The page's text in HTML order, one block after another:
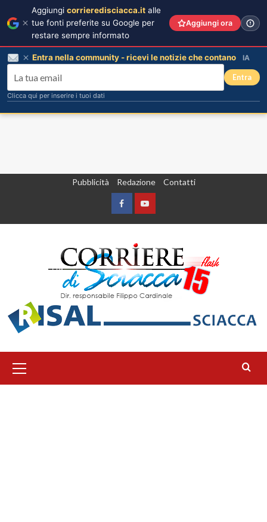
Pubblicità Redazione Contatti
FacebookYountube
principale
Aggiungi corrieredisciacca.it alle
tue fonti preferite su Google per
restare sempre informato
Aggiungi ora
Entra nella community - ricevi le notizie che contano IA
Entra
Clicca qui per inserire i tuoi dati